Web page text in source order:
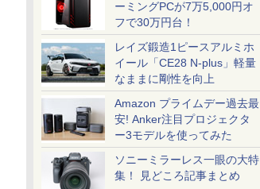
ーミングPCが7万5,000円オ
フで30万円台！
レイズ鍛造1ピースアルミホ
イール「CE28 N-plus」軽量
なままに剛性を向上
Amazon プライムデー過去最
安! Anker注目プロジェクタ
ー3モデルを使ってみた
ソニーミラーレス一眼の大特
集！ 見どころ記事まとめ